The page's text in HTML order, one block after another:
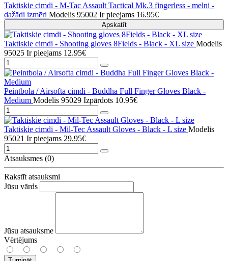
Taktiskie cimdi - M-Tac Assault Tactical Mk.3 fingerless - melni -
dažādi izmēri Modelis 95002 Ir pieejams 16.95€
Apskatīt
Taktiskie cimdi - Shooting gloves 8Fields - Black - XL size Modelis
95025 Ir pieejams 12.95€
Peintbola / Airsofta cimdi - Buddha Full Finger Gloves Black -
Medium Modelis 95029 Izpārdots 10.95€
Taktiskie cimdi - Mil-Tec Assault Gloves - Black - L size Modelis
95021 Ir pieejams 29.95€
Atsauksmes (0)
Rakstīt atsauksmi
Jūsu vārds
Jūsu atsauksme
Vērtējums